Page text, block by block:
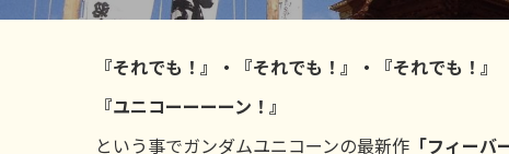
『それでも！』・『それでも！』・『それでも！』
『ユニコーーーーン！』
という事でガンダムユニコーンの最新作 「フィー